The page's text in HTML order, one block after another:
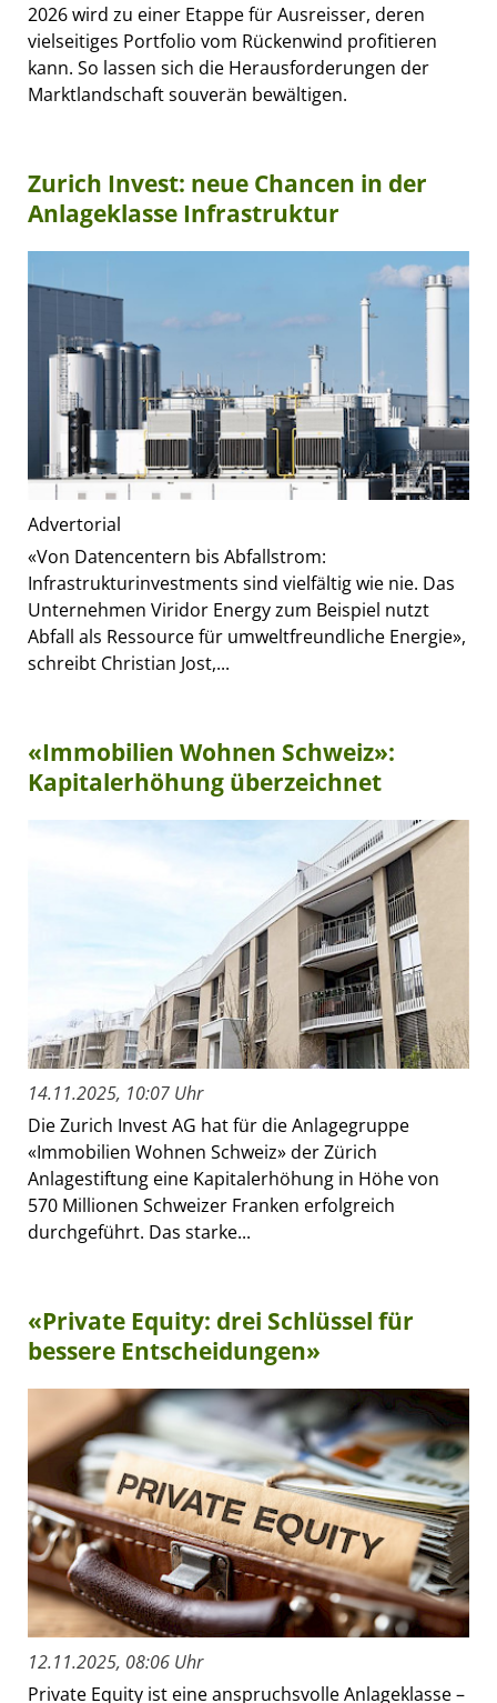
2026 wird zu einer Etappe für Ausreisser, deren
vielseitiges Portfolio vom Rückenwind profitieren
kann. So lassen sich die Herausforderungen der
Marktlandschaft souverän bewältigen.
Zurich Invest: neue Chancen in der
Anlageklasse Infrastruktur
Advertorial
«Von Datencentern bis Abfallstrom:
Infrastrukturinvestments sind vielfältig wie nie. Das
Unternehmen Viridor Energy zum Beispiel nutzt
Abfall als Ressource für umweltfreundliche Energie»,
schreibt Christian Jost,...
«Immobilien Wohnen Schweiz»:
Kapitalerhöhung überzeichnet
14.11.2025, 10:07 Uhr
Die Zurich Invest AG hat für die Anlagegruppe
«Immobilien Wohnen Schweiz» der Zürich
Anlagestiftung eine Kapitalerhöhung in Höhe von
570 Millionen Schweizer Franken erfolgreich
durchgeführt. Das starke...
«Private Equity: drei Schlüssel für
bessere Entscheidungen»
12.11.2025, 08:06 Uhr
Private Equity ist eine anspruchsvolle Anlageklasse –